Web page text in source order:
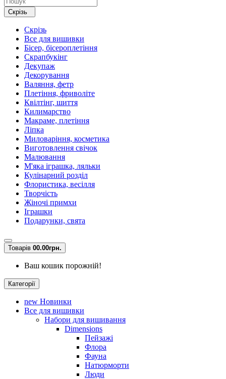
Скрізь
Скрізь
Все для вишивки
Бісер, бісероплетіння
Скрапбукінг
Декупаж
Декорування
Валяння, фетр
Плетіння, фриволіте
Квілтінг, шиття
Килимарство
Макраме, плетіння
Ліпка
Миловаріння, косметика
Виготовлення свічок
Малювання
М'яка іграшка, ляльки
Кулінарний розділ
Флористика, весілля
Творчість
Жіночі примхи
Іграшки
Подарунки, свята
Товарів 00.00грн.
Ваш кошик порожній!
Категорії
new Новинки
Все для вишивки
Набори для вишивання
Dimensions
Пейзажі
Флора
Фауна
Натюрморти
Люди